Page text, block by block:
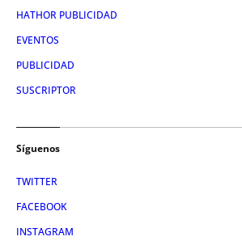
HATHOR PUBLICIDAD
EVENTOS
PUBLICIDAD
SUSCRIPTOR
Síguenos
TWITTER
FACEBOOK
INSTAGRAM